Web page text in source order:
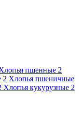
пшенные 2
2 Хлопья пшеничные
Хлопья кукурузные 2